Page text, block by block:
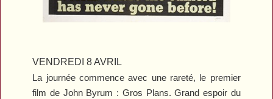
VENDREDI 8 AVRIL
La journée commence avec une rareté, le premier
film de John Byrum : Gros Plans. Grand espoir du